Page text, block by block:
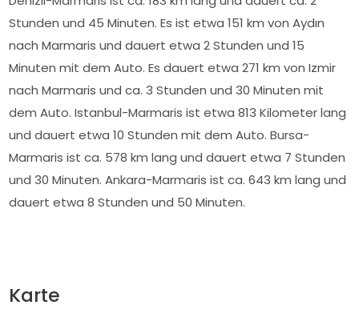
Stunden und 45 Minuten. Es ist etwa 151 km von Aydın
nach Marmaris und dauert etwa 2 Stunden und 15
Minuten mit dem Auto. Es dauert etwa 271 km von Izmir
nach Marmaris und ca. 3 Stunden und 30 Minuten mit
dem Auto. Istanbul-Marmaris ist etwa 813 Kilometer lang
und dauert etwa 10 Stunden mit dem Auto. Bursa-
Marmaris ist ca. 578 km lang und dauert etwa 7 Stunden
und 30 Minuten. Ankara-Marmaris ist ca. 643 km lang und
dauert etwa 8 Stunden und 50 Minuten.
Karte